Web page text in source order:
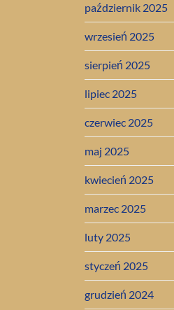
październik 2025
wrzesień 2025
sierpień 2025
lipiec 2025
czerwiec 2025
maj 2025
kwiecień 2025
marzec 2025
luty 2025
styczeń 2025
grudzień 2024